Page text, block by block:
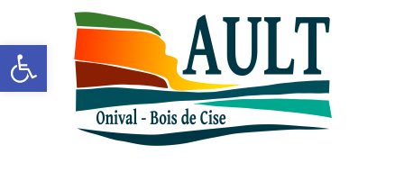
Ouvrir la barre d’outils